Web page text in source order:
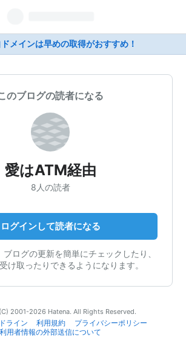
メインは早めの取得がおすすめ！
のブログの読者になる
愛はATM経由
8人の読者
ログインして読者になる
ログの更新を簡単にチェックしたり、
け取ったりできるようになります。
2001-2026 Hatena. All Rights Reserved.
ライン 利用規約
プライバシーポリシー
利用者情報の外部送信について